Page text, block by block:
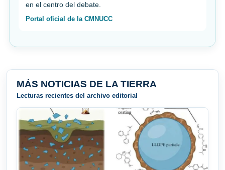
en el centro del debate.
Portal oficial de la CMNUCC
MÁS NOTICIAS DE LA TIERRA
Lecturas recientes del archivo editorial